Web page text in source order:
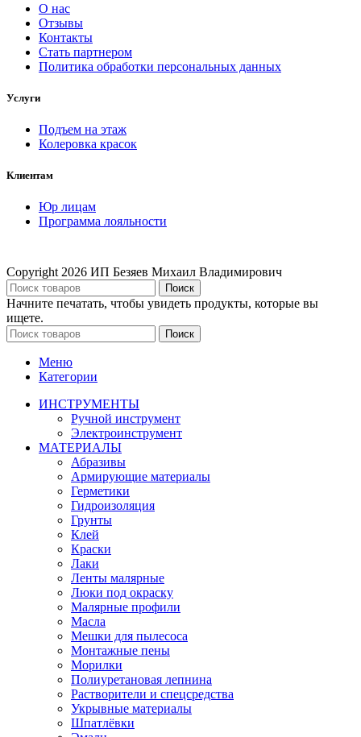
О нас
Отзывы
Контакты
Стать партнером
Политика обработки персональных данных
Услуги
Подъем на этаж
Колеровка красок
Клиентам
Юр лицам
Программа лояльности
Copyright 2026 ИП Безяев Михаил Владимирович
Поиск
Начните печатать, чтобы увидеть продукты, которые вы
ищете.
Поиск
Меню
Категории
ИНСТРУМЕНТЫ
Ручной инструмент
Электроинструмент
МАТЕРИАЛЫ
Абразивы
Армирующие материалы
Герметики
Гидроизоляция
Грунты
Клей
Краски
Лаки
Ленты малярные
Люки под окраску
Малярные профили
Масла
Мешки для пылесоса
Монтажные пены
Морилки
Полиуретановая лепнина
Растворители и спецсредства
Укрывные материалы
Шпатлёвки